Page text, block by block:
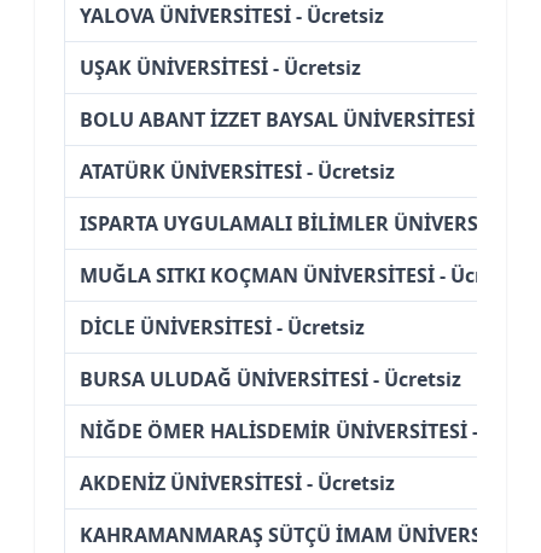
YALOVA ÜNİVERSİTESİ - Ücretsiz
UŞAK ÜNİVERSİTESİ - Ücretsiz
BOLU ABANT İZZET BAYSAL ÜNİVERSİTESİ -
ATATÜRK ÜNİVERSİTESİ - Ücretsiz
ISPARTA UYGULAMALI BİLİMLER ÜNİVERSİTESİ
MUĞLA SITKI KOÇMAN ÜNİVERSİTESİ - Ücretsiz
DİCLE ÜNİVERSİTESİ - Ücretsiz
BURSA ULUDAĞ ÜNİVERSİTESİ - Ücretsiz
NİĞDE ÖMER HALİSDEMİR ÜNİVERSİTESİ -
AKDENİZ ÜNİVERSİTESİ - Ücretsiz
KAHRAMANMARAŞ SÜTÇÜ İMAM ÜNİVERSİTESİ